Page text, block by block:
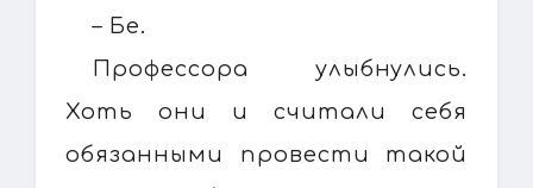
– Бе.
Профессора улыбнулись.
Хоть они и считали себя
обязанными провести такой